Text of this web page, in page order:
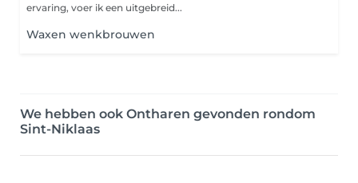
ervaring, voer ik een uitgebreid...
Waxen wenkbrouwen
We hebben ook Ontharen gevonden rondom
Sint-Niklaas